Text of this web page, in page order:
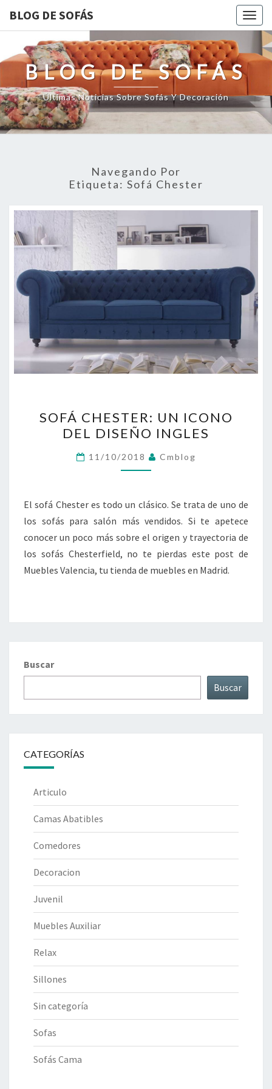
BLOG DE SOFÁS
BLOG DE SOFÁS
Últimas Noticias Sobre Sofás Y Decoración
Navegando Por
Etiqueta: Sofá Chester
CHESTER:
UN
ICONO
DEL
INGLES
SOFÁ CHESTER: UN ICONO
DEL DISEÑO INGLES
11/10/2018 Cmblog
El sofá Chester es todo un clásico. Se trata de uno de
los sofás para salón más vendidos. Si te apetece
conocer un poco más sobre el origen y trayectoria de
los sofás Chesterfield, no te pierdas este post de
Muebles Valencia, tu tienda de muebles en Madrid.
Buscar
Buscar
CATEGORÍAS
Articulo
Camas Abatibles
Comedores
Decoracion
Juvenil
Muebles Auxiliar
Relax
Sillones
Sin categoría
Sofas
Sofás Cama